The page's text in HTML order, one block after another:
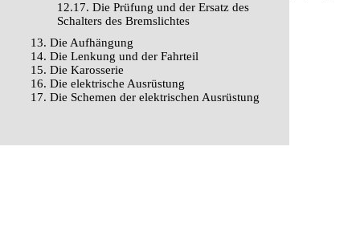
12.17. Die Prüfung und der Ersatz des
Schalters des Bremslichtes
13. Die Aufhängung
14. Die Lenkung und der Fahrteil
15. Die Karosserie
16. Die elektrische Ausrüstung
17. Die Schemen der elektrischen Ausrüstung